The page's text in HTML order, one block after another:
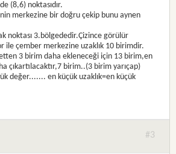
(8,6) noktasıdır.
merkezine bir doğru çekip bunu aynen
noktası 3.bölgededir.Çizince görülür
ile çember merkezine uzaklık 10 birimdir.
3 birim daha ekleneceği için 13 birim,en
çıkartılacaktır,7 birim..(3 birim yarıçap)
değer....... en küçük uzaklık=en küçük
#3